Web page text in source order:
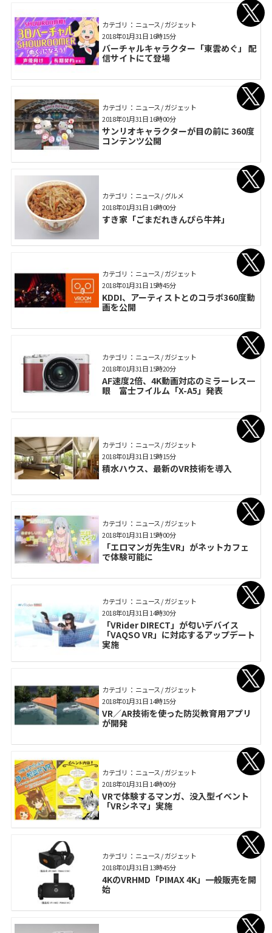
カテゴリ： ニュース / ガジェット
バーチャルキャラクター「東雲めぐ」 配
信サイトにて登場
2018年01月31日 16時15分
カテゴリ： ニュース / ガジェット
サンリオキャラクターが目の前に 360度
コンテンツ公開
2018年01月31日 16時00分
カテゴリ： ニュース / グルメ
すき家「ごまだれきんぴら牛丼」
2018年01月31日 16時00分
カテゴリ： ニュース / ガジェット
KDDI、アーティストとのコラボ360度動
画を公開
2018年01月31日 15時45分
カテゴリ： ニュース / ガジェット
AF速度2倍、4K動画対応のミラーレス一
眼 富士フイルム「X-A5」発表
2018年01月31日 15時20分
カテゴリ： ニュース / ガジェット
積水ハウス、最新のVR技術を導入
2018年01月31日 15時15分
カテゴリ： ニュース / ガジェット
「エロマンガ先生VR」がネットカフェ
で体験可能に
2018年01月31日 15時00分
カテゴリ： ニュース / ガジェット
「VRider DIRECT」が匂いデバイス
「VAQSO VR」に対応するアップデート
実施
2018年01月31日 14時30分
カテゴリ： ニュース / ガジェット
VR／AR技術を使った防災教育用アプリ
が開発
2018年01月31日 14時15分
カテゴリ： ニュース / ガジェット
VRで体験するマンガ、没入型イベント
「VRシネマ」実施
2018年01月31日 14時00分
カテゴリ： ニュース / ガジェット
4KのVRHMD「PIMAX 4K」一般販売を開
始
2018年01月31日 13時45分